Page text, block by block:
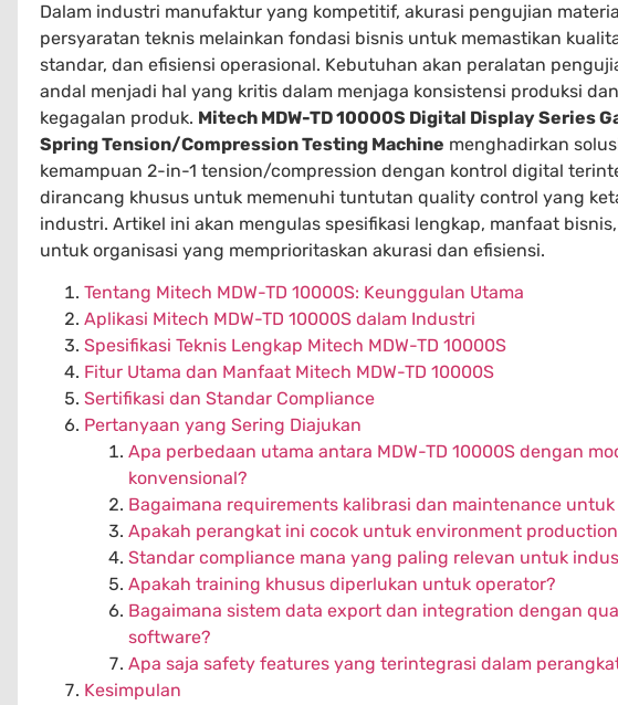
Dalam industri manufaktur yang kompetitif, akurasi pengujian
persyaratan teknis melainkan fondasi bisnis untuk memastikan
standar, dan efisiensi operasional. Kebutuhan akan peralatan
andal menjadi hal yang kritis dalam menjaga konsistensi produksi
kegagalan produk. Mitech MDW-TD 10000S Digital Display Series
Spring Tension/Compression Testing Machine menghadirkan
kemampuan 2-in-1 tension/compression dengan kontrol digital
dirancang khusus untuk memenuhi tuntutan quality control yang
industri. Artikel ini akan mengulas spesifikasi lengkap, manfaat
untuk organisasi yang memprioritaskan akurasi dan efisiensi.
Tentang Mitech MDW-TD 10000S: Keunggulan Utama
Aplikasi Mitech MDW-TD 10000S dalam Industri
Spesifikasi Teknis Lengkap Mitech MDW-TD 10000S
Fitur Utama dan Manfaat Mitech MDW-TD 10000S
Sertifikasi dan Standar Compliance
Pertanyaan yang Sering Diajukan
Apa perbedaan utama antara MDW-TD 10000S dengan
konvensional?
Bagaimana requirements kalibrasi dan maintenance
Apakah perangkat ini cocok untuk environment
Standar compliance mana yang paling relevan untuk
Apakah training khusus diperlukan untuk operator?
Bagaimana sistem data export dan integration dengan
software?
Apa saja safety features yang terintegrasi dalam
Kesimpulan